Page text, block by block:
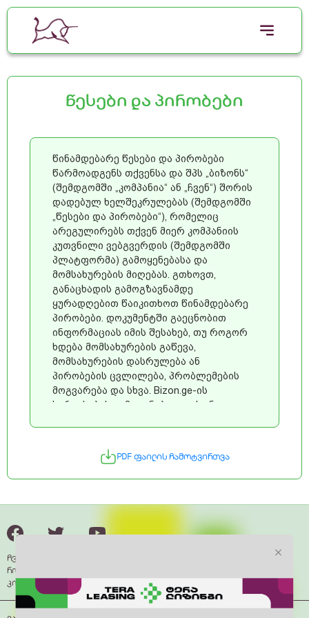
წესები და პირობები
წინამდებარე წესები და პირობები
წარმოადგენს თქვენსა და შპს „ბიზონს“
(შემდგომში „კომპანია“ ან „ჩვენ“) შორის
დადებულ ხელშეკრულებას (შემდგომში
„წესები და პირობები“), რომელიც
არეგულირებს თქვენ მიერ კომპანიის
კუთვნილი ვებგვერდის (შემდგომში
პლატფორმა) გამოყენებასა და
მომსახურების მიღებას. გთხოვთ,
განაცხადის გამოგზავნამდე
ყურადღებით წაიკითხოთ წინამდებარე
პირობები. დოკუმენტში გაეცნობით
ინფორმაციას იმის შესახებ, თუ როგორ
ხდება მომსახურების გაწევა,
მომსახურების დასრულება ან
პირობების ცვლილება, პრობლემების
მოგვარება და სხვა. Bizon.ge-ის
სერვისების გამოყენებით, თქვენ
დამუშავების პოლიტიკაზე თანხმობა
პერსონალური ინფორმაცია, რომელსაც
კომპანია თქვენგან ან მესამე
თქვენი თანხმობის საფუძველზე,
პლატფორმის წესებში განსაზღვრული
კონფიდენციალობის პოლიტიკის
მონიშვნით თქვენ ასევე ეთანხმებით
კონფიდენციალობის პოლიტიკას.
კომპანიის პასუხისმგებლობა 1. თქვენ
PDF ფაილის ჩამოტვირთვა
ჩვენ შესახებ
როგორ მუშაობს
კონტაქტი